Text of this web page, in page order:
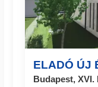
ELADÓ ÚJ
Budapest,